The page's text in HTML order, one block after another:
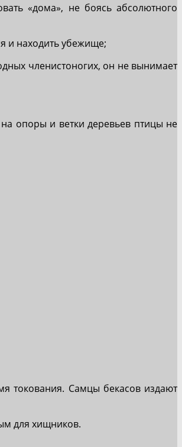
«дома», не боясь абсолютного
и находить убежище;
членистоногих, он не вынимает
на опоры и ветки деревьев птицы не
токования. Самцы бекасов издают
для хищников.